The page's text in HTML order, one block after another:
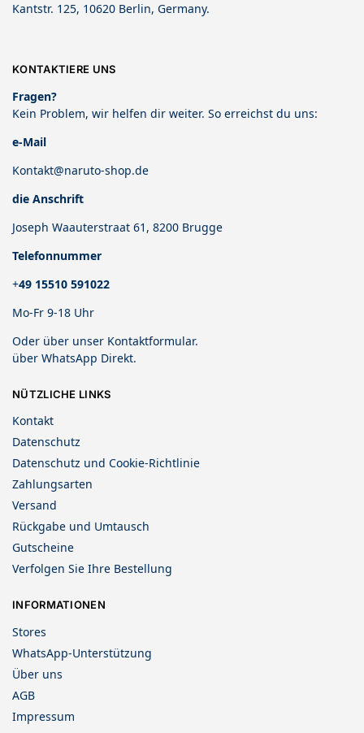
Kantstr. 125, 10620 Berlin, Germany.
KONTAKTIERE UNS
Fragen?
Kein Problem, wir helfen dir weiter. So erreichst du uns:
e-Mail
Kontakt@naruto-shop.de
die Anschrift
Joseph Waauterstraat 61, 8200 Brugge
Telefonnummer
+49 15510 591022
Mo-Fr 9-18 Uhr
Oder über unser Kontaktformular.
über WhatsApp Direkt.
NÜTZLICHE LINKS
Kontakt
Datenschutz
Datenschutz und Cookie-Richtlinie
Zahlungsarten
Versand
Rückgabe und Umtausch
Gutscheine
Verfolgen Sie Ihre Bestellung
INFORMATIONEN
Stores
WhatsApp-Unterstützung
Über uns
AGB
Impressum